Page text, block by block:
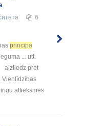
6
principa
... utt.
aizliedz pret
Vienlīdzības
attieksmes